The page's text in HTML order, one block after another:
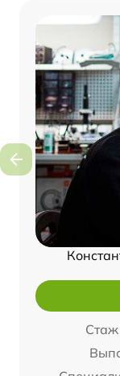
Стаж